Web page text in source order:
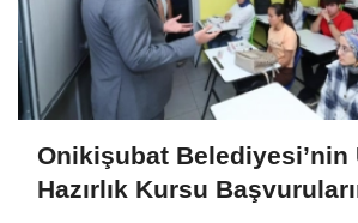
Onikişubat Belediyesi’nin
Hazırlık Kursu